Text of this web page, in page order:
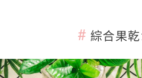
# 綜合果